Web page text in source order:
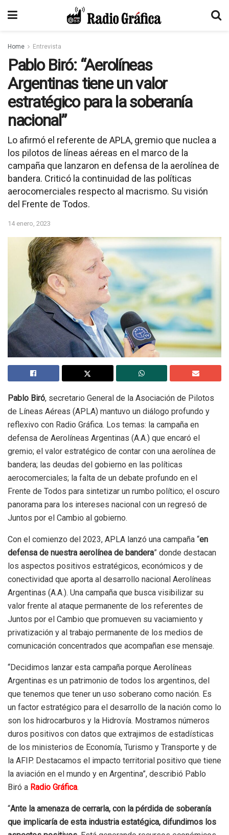
Home Entrevista
Pablo Biró: “Aerolíneas
Argentinas tiene un valor
estratégico para la soberanía
nacional”
Lo afirmó el referente de APLA, gremio que nuclea a
los pilotos de líneas aéreas en el marco de la
campaña que lanzaron en defensa de la aerolínea de
bandera. Criticó la continuidad de las políticas
aerocomerciales respecto al macrismo. Su visión
del Frente de Todos.
14 enero, 2023
Pablo Biró, secretario General de la Asociación de Pilotos
de Líneas Aéreas (APLA) mantuvo un diálogo profundo y
reflexivo con Radio Gráfica. Los temas: la campaña en
defensa de Aerolíneas Argentinas (A.A.) que encaró el
gremio; el valor estratégico de contar con una aerolínea de
bandera; las deudas del gobierno en las políticas
aerocomerciales; la falta de un debate profundo en el
Frente de Todos para sintetizar un rumbo político; el oscuro
panorama para los intereses nacional con un regresó de
Juntos por el Cambio al gobierno.
Con el comienzo del 2023, APLA lanzó una campaña “en
defensa de nuestra aerolínea de bandera” donde destacan
los aspectos positivos estratégicos, económicos y de
conectividad que aporta al desarrollo nacional Aerolíneas
Argentinas (A.A.). Una campaña que busca visibilizar su
valor frente al ataque permanente de los referentes de
Juntos por el Cambio que promueven su vaciamiento y
privatización y al trabajo permanente de los medios de
comunicación concentrados que acompañan ese mensaje.
“Decidimos lanzar esta campaña porque Aerolíneas
Argentinas es un patrimonio de todos los argentinos, del
que tenemos que tener un uso soberano como nación. Es
un factor estratégico para el desarrollo de la nación como lo
son los hidrocarburos y la Hidrovía. Mostramos números
duros positivos con datos que extrajimos de estadísticas
de los ministerios de Economía, Turismo y Transporte y de
la AFIP. Destacamos el impacto territorial positivo que tiene
la aviación en el mundo y en Argentina”, describió Pablo
Biró a Radio Gráfica.
“Ante la amenaza de cerrarla, con la pérdida de soberanía
que implicaría de esta industria estatégica, difundimos los